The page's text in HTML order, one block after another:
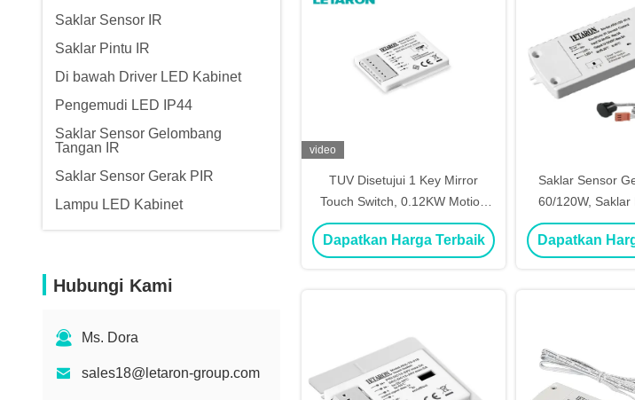
Saklar Sensor IR
Saklar Pintu IR
Di bawah Driver LED Kabinet
Pengemudi LED IP44
Saklar Sensor Gelombang
Tangan IR
Saklar Sensor Gerak PIR
Lampu LED Kabinet
Hubungi Kami
Ms. Dora
sales18@letaron-group.com
video
TUV Disetujui 1 Key Mirror
Touch Switch, 0.12KW Motion
Sensor Dan Dimmer Switch
Dapatkan Harga Terbaik
Saklar Sensor
60/120W, Saklar
Dengan
Dapatkan